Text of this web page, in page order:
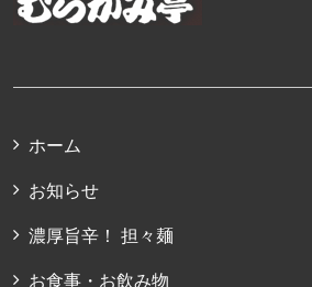
ホーム
お知らせ
濃厚旨辛！ 担々麺
お食事・お飲み物